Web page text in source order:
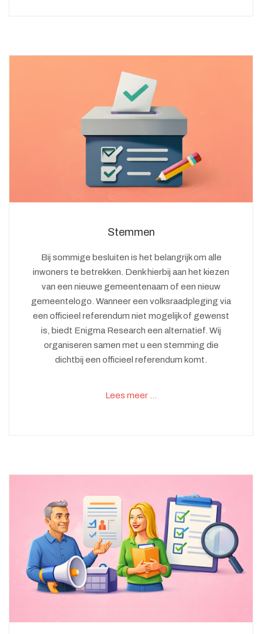
Stemmen
Bij sommige besluiten is het belangrijk om alle
inwoners te betrekken. Denk hierbij aan het kiezen
van een nieuwe gemeentenaam of een nieuw
gemeentelogo. Wanneer een volksraadpleging via
een officieel referendum niet mogelijk of gewenst
is, biedt Enigma Research een alternatief. Wij
organiseren samen met u een stemming die
dichtbij een officieel referendum komt.
Lees meer …